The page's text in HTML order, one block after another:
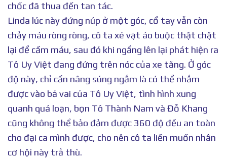
chốc đã thua đến tan tác.
Linda lúc này đứng núp ở một góc, cổ tay vẫn còn
chảy máu ròng ròng, cô ta xé vạt áo buộc thật chặt
lại để cầm máu, sau đó khi ngẩng lên lại phát hiện ra
Tô Uy Việt đang đứng trên nóc của xe tăng. Ở góc
độ này, chỉ cần nâng súng ngắm là có thể nhắm
được vào bả vai của Tô Uy Việt, tình hình xung
quanh quá loạn, bọn Tô Thành Nam và Đỗ Khang
cũng không thể bảo đảm được 360 độ đều an toàn
cho đại ca mình được, cho nên cô ta liền muốn nhân
cơ hội này trả thù.